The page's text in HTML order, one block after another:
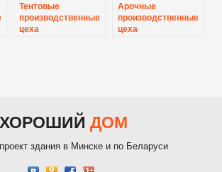
Тентовые
производственные
цеха
Арочные
производственные
цеха
ХОРОШИЙ ДОМ
здания в Минске и по Беларуси